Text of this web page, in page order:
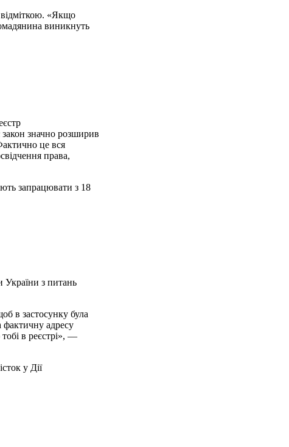
«Якщо
виникнуть
закон значно розширив
це вся
права,
запрацювати з 18
України з питань
в застосунку була
фактичну адресу
в реєстрі», —
у Дії